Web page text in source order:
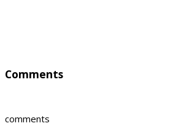
Comments
comments